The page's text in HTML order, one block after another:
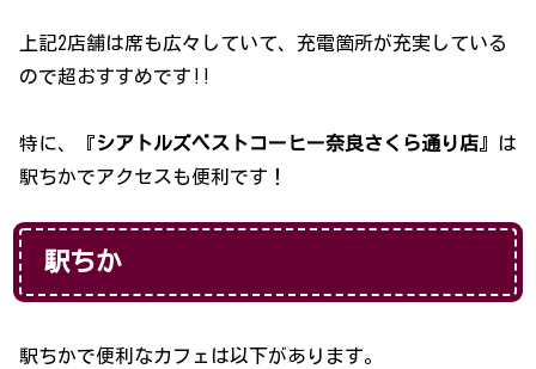
上記2店舗は席も広々していて、充電箇所が充実している
ので超おすすめです!!
特に、『シアトルズベストコーヒー奈良さくら通り店』は
駅ちかでアクセスも便利です！
駅ちか
駅ちかで便利なカフェは以下があります。